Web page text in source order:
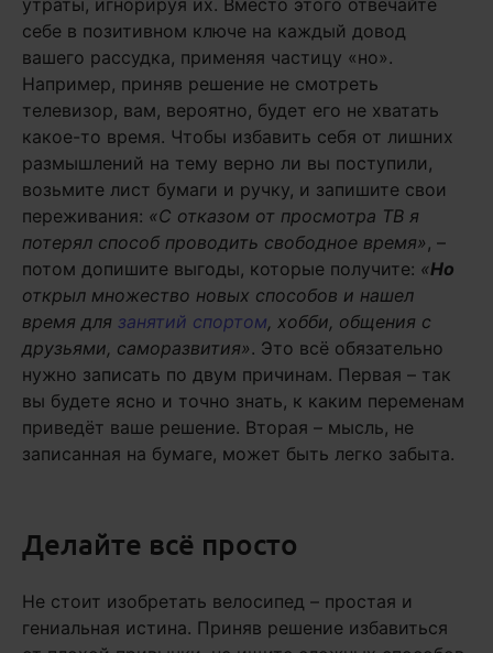
себе в позитивном ключе на каждый довод
вашего рассудка, применяя частицу «но».
Например, приняв решение не смотреть
телевизор, вам, вероятно, будет его не хватать
какое-то время. Чтобы избавить себя от лишних
размышлений на тему верно ли вы поступили,
возьмите лист бумаги и ручку, и запишите свои
переживания: «С отказом от просмотра ТВ я
потерял способ проводить свободное время» , –
потом допишите выгоды, которые получите: «Но
открыл множество новых способов и нашел
время для занятий спортом, хобби, общения с
друзьями, саморазвития». Это всё обязательно
нужно записать по двум причинам. Первая – так
вы будете ясно и точно знать, к каким переменам
приведёт ваше решение. Вторая – мысль, не
записанная на бумаге, может быть легко забыта.
Делайте всё просто
Не стоит изобретать велосипед – простая и
гениальная истина. Приняв решение избавиться